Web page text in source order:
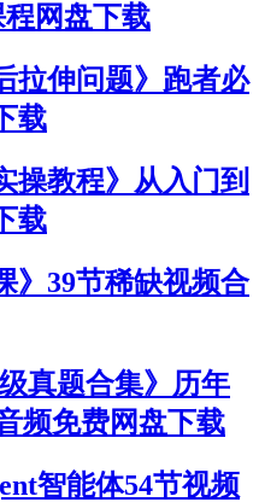
网盘下载
拉伸问题》跑者必
载
操教程》从入门到
载
》39节稀缺视频合
级真题合集》历年
频免费网盘下载
智能体54节视频